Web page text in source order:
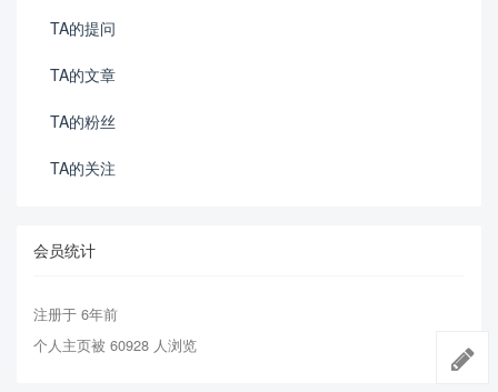
TA的提问
TA的文章
TA的粉丝
TA的关注
会员统计
注册于 6年前
个人主页被 60928 人浏览